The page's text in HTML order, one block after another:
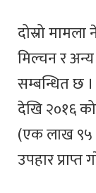
दोस्रो मामला
मिल्चन र
सम्बन्धित छ
देखि २०१६
(एक लाख ९५
उपहार प्राप्त